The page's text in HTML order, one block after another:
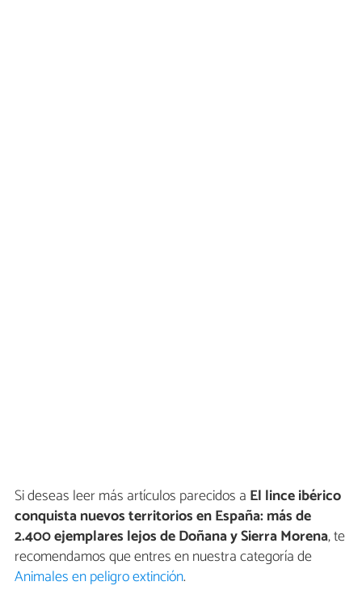
Si deseas leer más artículos parecidos a El lince ibérico
conquista nuevos territorios en España: más de
2.400 ejemplares lejos de Doñana y Sierra Morena, te
recomendamos que entres en nuestra categoría de
Animales en peligro extinción.